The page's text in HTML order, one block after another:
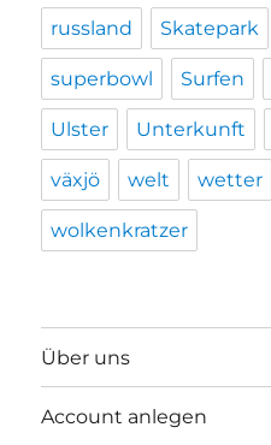
russland Skatepark
superbowl Surfen
Ulster Unterkunft
växjö welt wetter
wolkenkratzer
Über uns
Account anlegen